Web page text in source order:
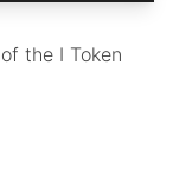
the I Token